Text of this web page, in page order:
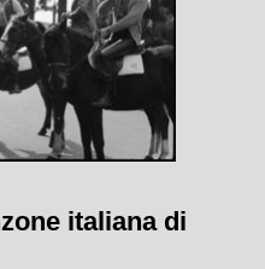
italiana di